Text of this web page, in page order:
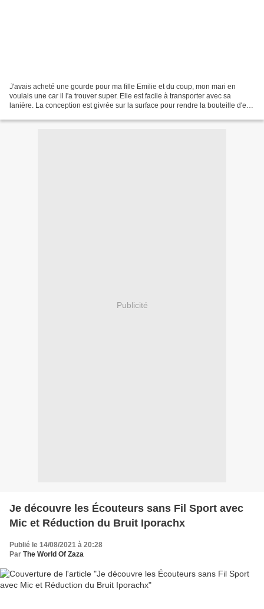
J'avais acheté une gourde pour ma fille Emilie et du coup, mon mari en
voulais une car il l'a trouver super. Elle est facile à transporter avec sa
lanière. La conception est givrée sur la surface pour rendre la bouteille d'eau
Publicité
Je découvre les Écouteurs sans Fil Sport avec
Mic et Réduction du Bruit Iporachx
Publié le 14/08/2021 à 20:28
Par The World Of Zaza